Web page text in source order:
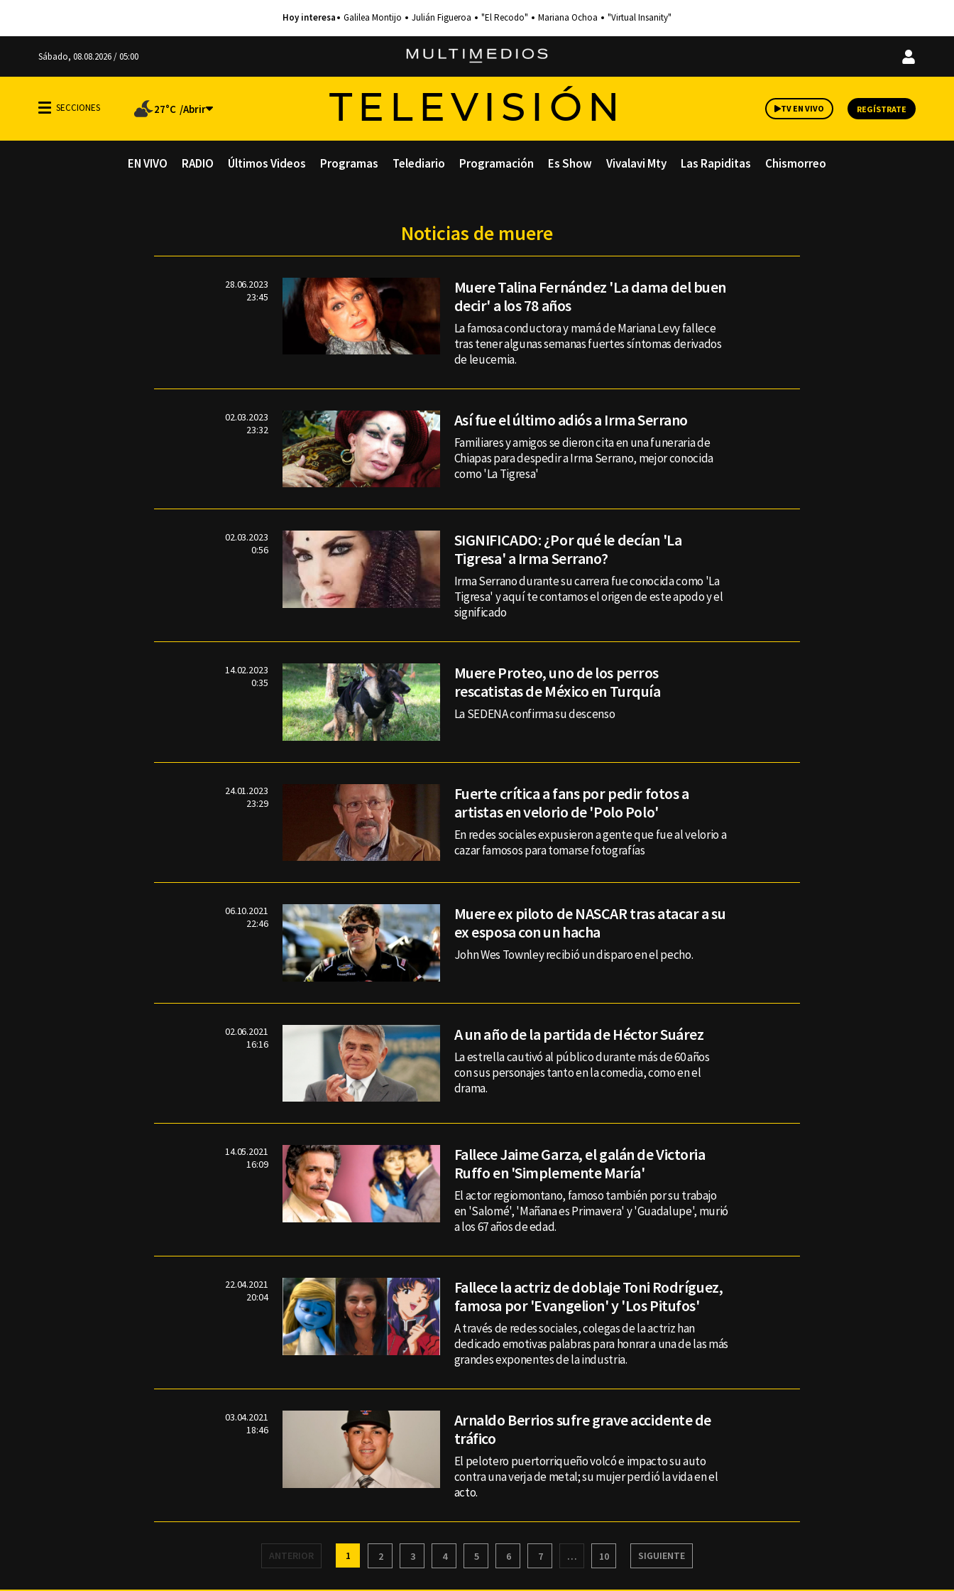
Galilea Montijo Julián Figueroa "El Recodo" Mariana Ochoa "Virtual Insanity"
Sábado, 08.08.2026 / 05:00
Iniciar
27°C TELEVISIÓN TV EN VIVO REGÍSTRATE
EN VIVO RADIO Últimos Videos Programas Telediario Programación Es Show Vivalavi Mty Las Rapiditas Chismorreo
Noticias de muere
28.06.2023
23:45
Muere Talina Fernández 'La dama del buen
decir' a los 78 años
La famosa conductora y mamá de Mariana Levy fallece
tras tener algunas semanas fuertes síntomas derivados
de leucemia.
02.03.2023
23:32
Así fue el último adiós a Irma Serrano
Familiares y amigos se dieron cita en una funeraria de
Chiapas para despedir a Irma Serrano, mejor conocida
como 'La Tigresa'
02.03.2023
0:56
SIGNIFICADO: ¿Por qué le decían 'La
Tigresa' a Irma Serrano?
Irma Serrano durante su carrera fue conocida como 'La
Tigresa' y aquí te contamos el origen de este apodo y el
significado
14.02.2023
0:35
Muere Proteo, uno de los perros
rescatistas de México en Turquía
La SEDENA confirma su descenso
24.01.2023
23:29
Fuerte crítica a fans por pedir fotos a
artistas en velorio de 'Polo Polo'
En redes sociales expusieron a gente que fue al velorio a
cazar famosos para tomarse fotografías
06.10.2021
22:46
Muere ex piloto de NASCAR tras atacar a su
ex esposa con un hacha
John Wes Townley recibió un disparo en el pecho.
02.06.2021
16:16
A un año de la partida de Héctor Suárez
La estrella cautivó al público durante más de 60 años
con sus personajes tanto en la comedia, como en el
drama.
14.05.2021
16:09
Fallece Jaime Garza, el galán de Victoria
Ruffo en 'Simplemente María'
El actor regiomontano, famoso también por su trabajo
en 'Salomé', 'Mañana es Primavera' y 'Guadalupe', murió
a los 67 años de edad.
22.04.2021
20:04
Fallece la actriz de doblaje Toni Rodríguez,
famosa por 'Evangelion' y 'Los Pitufos'
A través de redes sociales, colegas de la actriz han
dedicado emotivas palabras para honrar a una de las más
grandes exponentes de la industria.
03.04.2021
18:46
Arnaldo Berrios sufre grave accidente de
tráfico
El pelotero puertorriqueño volcó e impacto su auto
contra una verja de metal; su mujer perdió la vida en el
acto.
ANTERIOR 1 2 3 4 5 6 7 … 10 SIGUIENTE